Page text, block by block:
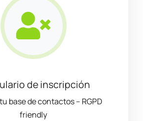
de inscripción
base de contactos – RGPD
friendly